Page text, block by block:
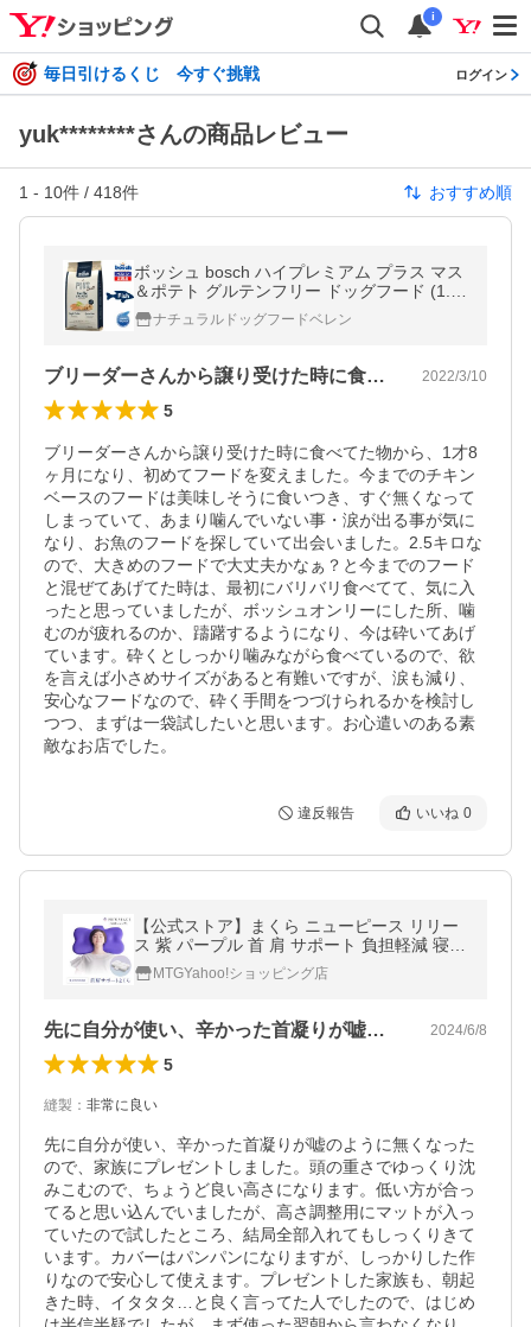
i
毎日引けるくじ 今すぐ挑戦 ログイン
yuk********さんの商品レビュー
1 - 10件 / 418件 おすすめ順
ボッシュ bosch ハイプレミアム プラス マス
＆ポテト グルテンフリー ドッグフード (1.0k
g) ※賞味期限:2022年7月26日
ナチュラルドッグフードベレン
ブリーダーさんから譲り受けた時に食べて… 2022/3/10
5
ブリーダーさんから譲り受けた時に食べてた物から、1才8
ヶ月になり、初めてフードを変えました。今までのチキン
ベースのフードは美味しそうに食いつき、すぐ無くなって
しまっていて、あまり噛んでいない事・涙が出る事が気に
なり、お魚のフードを探していて出会いました。2.5キロな
ので、大きめのフードで大丈夫かなぁ？と今までのフード
と混ぜてあげてた時は、最初にバリバリ食べてて、気に入
ったと思っていましたが、ボッシュオンリーにした所、噛
むのが疲れるのか、躊躇するようになり、今は砕いてあげ
ています。砕くとしっかり噛みながら食べているので、欲
を言えば小さめサイズがあると有難いですが、涙も減り、
安心なフードなので、砕く手間をつづけられるかを検討し
つつ、まずは一袋試したいと思います。お心遣いのある素
敵なお店でした。
違反報告 いいね 0
【公式ストア】まくら ニューピース リリー
ス 紫 パープル 首 肩 サポート 負担軽減 寝心
地 眠り フィット感 寝返り 通気性 快適 横向
き ギフト 枕
MTGYahoo!ショッピング店
先に自分が使い、辛かった首凝りが嘘のよ… 2024/6/8
5
縫製 ： 非常に良い
先に自分が使い、辛かった首凝りが嘘のように無くなった
ので、家族にプレゼントしました。頭の重さでゆっくり沈
みこむので、ちょうど良い高さになります。低い方が合っ
てると思い込んでいましたが、高さ調整用にマットが入っ
ていたので試したところ、結局全部入れてもしっくりきて
います。カバーはパンパンになりますが、しっかりした作
りなので安心して使えます。プレゼントした家族も、朝起
きた時、イタタタ…と良く言ってた人でしたので、はじめ